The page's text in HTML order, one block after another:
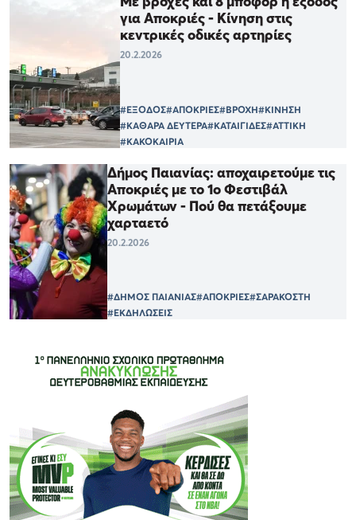
για Αποκριές - Κίνηση στις
κεντρικές οδικές αρτηρίες
20.2.2026
#ΕΞΟΔΟΣ#ΑΠΟΚΡΙΕΣ#ΒΡΟΧΗ#ΚΙΝΗΣΗ
#ΚΑΘΑΡΑ ΔΕΥΤΕΡΑ#ΚΑΤΑΙΓΙΔΕΣ#ΑΤΤΙΚΗ
#ΚΑΚΟΚΑΙΡΙΑ
Δήμος Παιανίας: αποχαιρετούμε τις
Αποκριές με το 1ο Φεστιβάλ
Χρωμάτων - Πού θα πετάξουμε
χαρταετό
20.2.2026
#ΔΗΜΟΣ ΠΑΙΑΝΙΑΣ#ΑΠΟΚΡΙΕΣ#ΣΑΡΑΚΟΣΤΗ
#ΕΚΔΗΛΩΣΕΙΣ